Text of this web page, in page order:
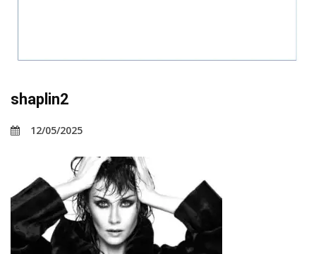
shaplin2
12/05/2025